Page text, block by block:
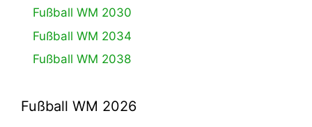
Fußball WM 2030
Fußball WM 2034
Fußball WM 2038
Fußball WM 2026